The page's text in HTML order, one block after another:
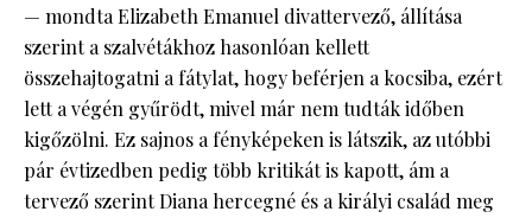
— mondta Elizabeth Emanuel divattervező, állítása
szerint a szalvétákhoz hasonlóan kellett
összehajtogatni a fátylat, hogy beférjen a kocsiba, ezért
lett a végén gyűrödt, mivel már nem tudták időben
kigőzölni. Ez sajnos a fényképeken is látszik, az utóbbi
pár évtizedben pedig több kritikát is kapott, ám a
tervező szerint Diana hercegné és a királyi család meg